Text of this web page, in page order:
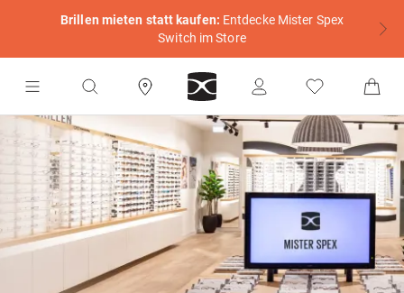
Brillen mieten statt kaufen: Entdecke Mister Spex
Switch im Store